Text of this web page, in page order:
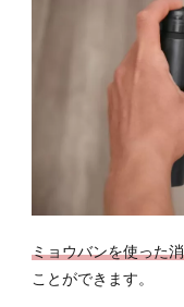
ミョウバンを使った
ことができます。